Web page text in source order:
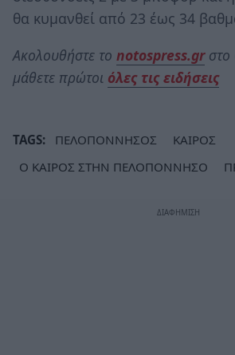
θα κυμανθεί από 23 έως 34
Ακολουθήστε το notospress.grστο
μάθετε πρώτοι όλες τις ειδήσεις
TAGS: ΠΕΛΟΠΟΝΝΗΣΟΣ
ΚΑΙΡΟΣ
Ο ΚΑΙΡΟΣ ΣΤΗΝ ΠΕΛΟΠΟΝΝΗΣΟ